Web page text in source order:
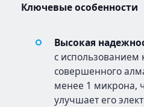
Ключевые особенности
Высокая
с использованием
совершенного
менее 1 микрона,
улучшает его